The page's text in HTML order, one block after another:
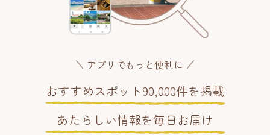
アプリでもっと便利に
おすすめスポット90,000件を掲載
あたらしい情報を毎日お届け